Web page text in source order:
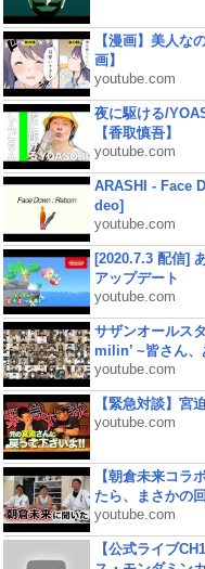
【漫画】美人な
画】
youtube.com
夜に駆ける/
【香取慎吾】
youtube.com
ARASHI - Face
deo]
youtube.com
[2020.7.3 配信]
アップデート
youtube.com
サザンオールス
milin’ ~皆さん、
youtube.com
【緊急対談】宮
youtube.com
【朝倉未来コラ
たら、まさかの
youtube.com
【公式ライブ